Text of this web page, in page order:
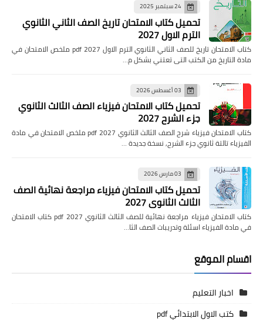
24 سبتمبر 2025
تحميل كتاب الامتحان تاريخ الصف الثاني الثانوي
الترم الاول 2027
كتاب الامتحان تاريخ للصف الثاني الثانوي الترم الاول pdf 2027 ملخص الامتحان في
مادة التاريخ من الكتب التى تعتني بشكل م…
03 أغسطس 2026
تحميل كتاب الامتحان فيزياء الصف الثالث الثانوي
جزء الشرح 2027
كتاب الامتحان فيزياء شرح الصف الثالث الثانوي pdf 2027 ملخص الامتحان في مادة
الفيزياء تالتة ثانوي جزء الشرح, نسخة جديدة …
03 مارس 2026
تحميل كتاب الامتحان فيزياء مراجعة نهائية الصف
الثالث الثانوي 2027
كتاب الامتحان فيزياء مراجعة نهائية للصف الثالث الثانوي pdf 2027 كتاب الامتحان
في مادة الفيزياء اسئلة وتدريبات الصف الثا…
اقسام الموقع
اخبار التعليم
كتب الاول الابتدائي pdf